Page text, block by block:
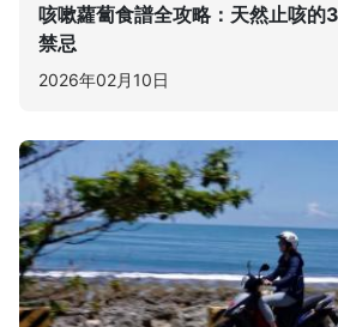
咳嗽蘿蔔食譜全攻略：天然止咳的
禁忌
2026年02月10日